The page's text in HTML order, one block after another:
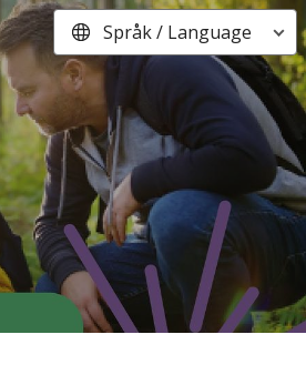
Språk / Language